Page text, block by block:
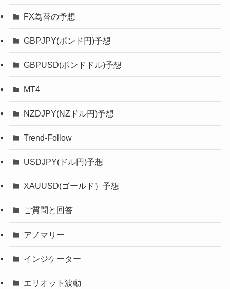
FX為替の予想
GBPJPY(ポンド円)予想
GBPUSD(ポンドドル)予想
MT4
NZDJPY(NZドル円)予想
Trend-Follow
USDJPY(ドル円)予想
XAUUSD(ゴールド）予想
ご質問と回答
アノマリー
インジケーター
エリオット波動